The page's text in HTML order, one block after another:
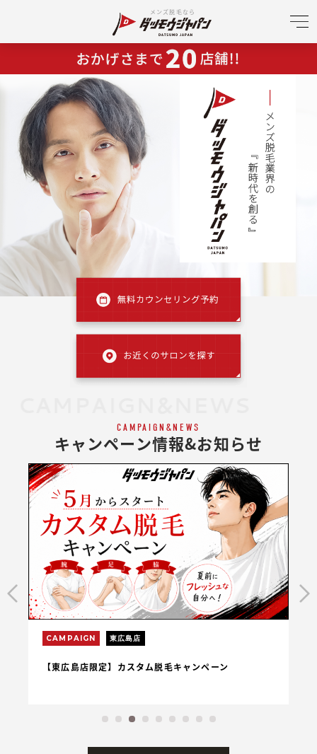
メンズ脱毛なら
CAMPAIGN&NEWS
キャンペーン情報&お知らせ
CAMPAIGN 東広島店
【東広島店限定】カスタム脱毛キャンペーン